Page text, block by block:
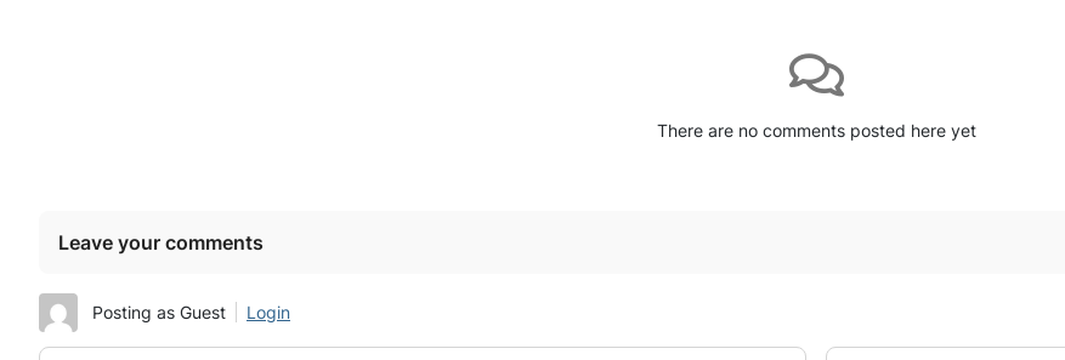
There are no comments posted here yet
Leave your comments
Posting as Guest Login